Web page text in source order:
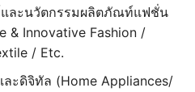
ละนวัตกรรมผลิตภัณท์แฟชั่น
& Innovative Fashion /
/ Etc.
ะดิจิทัล (Home Appliances/